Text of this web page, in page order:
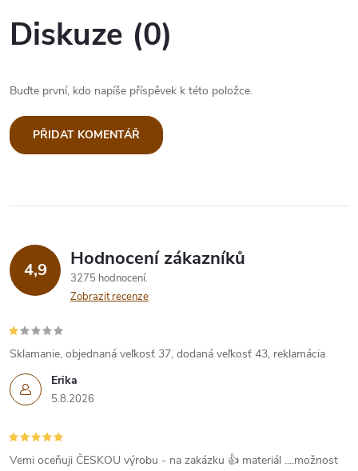
Diskuze (0)
Buďte první, kdo napíše příspěvek k této položce.
PŘIDAT KOMENTÁŘ
4,9 Hodnocení zákazníků
3275 hodnocení
Zobrazit recenze
Erika
5.8.2026
Sklamanie, objednaná veľkosť 37, dodaná veľkosť 43, reklamácia
Vemi oceňuji ČESKOU výrobu - na zakázku 👍 materiál ....možnost